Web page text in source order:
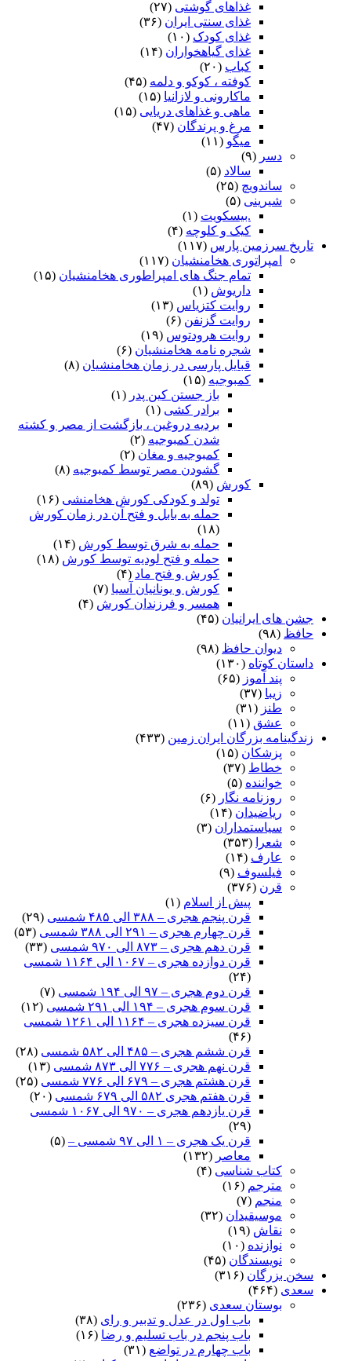
غذاهای گوشتی (۲۷)
غذای سنتی ایران (۳۶)
غذای کودک (۱۰)
غذای گیاهخواران (۱۴)
کباب (۲۰)
کوفته ، کوکو و دلمه (۴۵)
ماکارونی و لازانیا (۱۵)
ماهی و غذاهای دریایی (۱۵)
مرغ و پرندگان (۴۷)
میگو (۱۱)
دسر (۹)
سالاد (۵)
ساندویچ (۲۵)
شیرینی (۵)
.بیسکویت (۱)
کیک و کلوچه (۴)
تاریخ سرزمین پارس (۱۱۷)
امپراتوری هخامنشیان (۱۱۷)
تمام جنگ های امپراطوری هخامنشیان (۱۵)
داریوش (۱)
روایت کتزیاس (۱۳)
روایت گزنفن (۶)
روایت هرودتوس (۱۹)
شجره نامه هخامنشیان (۶)
قبایل پارسی در زمان هخامنشیان (۸)
کمبوجیه (۱۵)
باز جستن کین پدر (۱)
برادر کشی (۱)
بردیه دروغین ، بازگشت از مصر و کشته
شدن کمبوجیه (۲)
کمبوجیه و مغان (۲)
گشودن مصر توسط کمبوجیه (۸)
کورش (۸۹)
تولد و کودکی کورش هخامنشی (۱۶)
حمله به بابل و فتح آن در زمان کورش
(۱۸)
حمله به شرق توسط کورش (۱۴)
حمله و فتح لودیه توسط کورش (۱۸)
کورش و فتح ماد (۴)
کورش و یونانیان آسیا (۷)
همسر و فرزندان کورش (۴)
جشن های ایرانیان (۴۵)
حافظ (۹۸)
دیوان حافظ (۹۸)
داستان کوتاه (۱۳۰)
پند آموز (۶۵)
زیبا (۳۷)
طنز (۳۱)
عشق (۱۱)
زندگینامه بزرگان ایران زمین (۴۳۳)
پزشکان (۱۵)
خطاط (۳۷)
خواننده (۵)
روزنامه نگار (۶)
ریاضیدان (۱۴)
سیاستمداران (۳)
شعرا
(۳۵۳)
عارف (۱۴)
فیلسوف (۹)
قرن (۳۷۶)
پیش از اسلام (۱)
قرن پنجم هجری – ۳۸۸ الی ۴۸۵ شمسی
(۲۹)
قرن چهارم هجری – ۲۹۱ الی ۳۸۸ شمسی
(۵۳)
قرن دهم هجری – ۸۷۳ الی ۹۷۰ شمسی
(۳۳)
قرن دوازده هجری – ۱۰۶۷ الی ۱۱۶۴ شمسی
(۲۴)
قرن دوم هجری – ۹۷ الی ۱۹۴ شمسی
(۷)
قرن سوم هجری – ۱۹۴ الی ۲۹۱ شمسی
(۱۲)
قرن سیزده هجری – ۱۱۶۴ الی ۱۲۶۱ شمسی
(۴۶)
قرن ششم هجری – ۴۸۵ الی ۵۸۲ شمسی
(۲۸)
قرن نهم هجری – ۷۷۶ الی ۸۷۳ شمسی
(۱۳)
قرن هشتم هجری – ۶۷۹ الی ۷۷۶ شمسی
(۲۵)
قرن هفتم هجری ۵۸۲ الی ۶۷۹ شمسی
(۲۰)
قرن یازدهم هجری – ۹۷۰ الی ۱۰۶۷ شمسی
(۲۹)
قرن یک هجری – ۱ الی ۹۷ شمسی –
(۵)
معاصر (۱۳۲)
کتاب شناسی (۴)
مترجم (۱۶)
منجم (۷)
موسیقیدان (۳۲)
نقاش (۱۹)
نوازنده (۱۰)
نویسندگان (۴۵)
سخن بزرگان (۳۱۶)
سعدی (۴۶۴)
بوستان سعدی (۲۳۶)
باب اول در عدل و تدبیر و رای (۳۸)
باب پنجم در باب تسلیم و رضا (۱۶)
باب چهارم در تواضع (۳۱)